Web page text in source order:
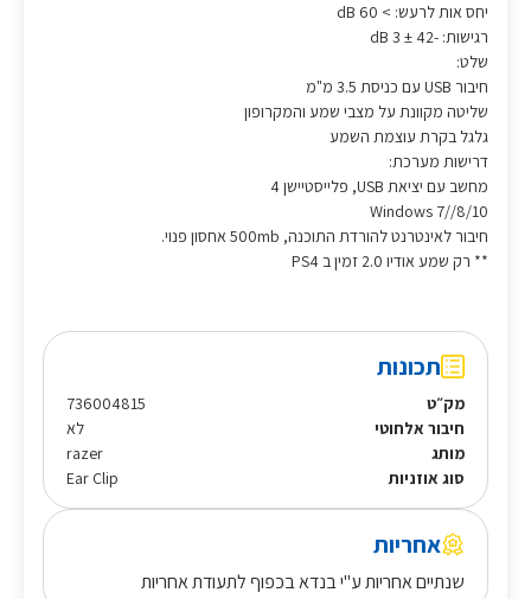
יחס אות לרעש: > 60 dB
רגישות: -42 ± 3 dB
שלט:
חיבור USB עם כניסת 3.5 מ"מ
שליטה מקוונת על מצבי שמע והמקרופון
גלגל בקרת עוצמת השמע
דרישות מערכת:
מחשב עם יציאת USB, פלייסטיישן 4
Windows 7//8/10
חיבור לאינטרנט להורדת התוכנה, 500mb אחסון פנוי.
** רק שמע אודיו 2.0 זמין ב PS4
תכונות
מק״ט
736004815
חיבור אלחוטי
לא
מותג
razer
סוג אוזניות
Ear Clip
אחריות
שנתיים אחריות ע"י בנדא בכפוף לתעודת אחריות